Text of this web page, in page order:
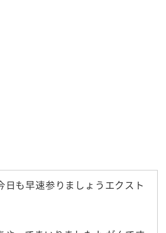
日も早速参りましょうエクスト